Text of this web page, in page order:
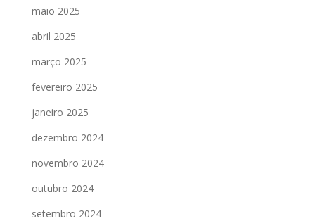
maio 2025
abril 2025
março 2025
fevereiro 2025
janeiro 2025
dezembro 2024
novembro 2024
outubro 2024
setembro 2024